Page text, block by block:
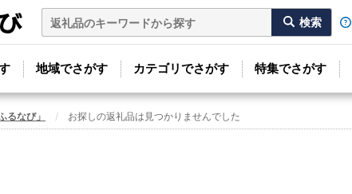
地域でさがす カテゴリでさがす 特集でさがす
るなび」 お探しの返礼品は見つかりませんでした